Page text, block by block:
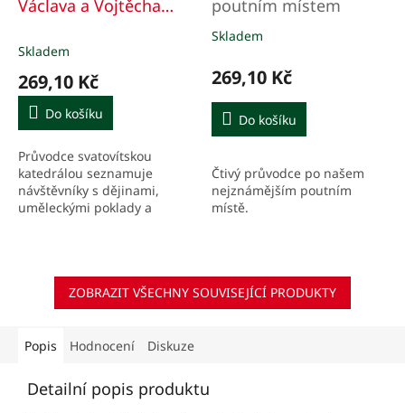
Václava a Vojtěcha
– umělecké poklady
Skladem
269,10 Kč
Do košíku
Průvodce svatovítskou
katedrálou seznamuje
návštěvníky s dějinami,
uměleckými poklady a
poutním místem
Průměrné
produktu
je
5,0
5
Skladem
269,10 Kč
Do košíku
Čtivý průvodce po našem
nejznámějším poutním
místě.
ZOBRAZIT VŠECHNY SOUVISEJÍCÍ PRODUKTY
Popis Hodnocení Diskuze
Detailní popis produktu